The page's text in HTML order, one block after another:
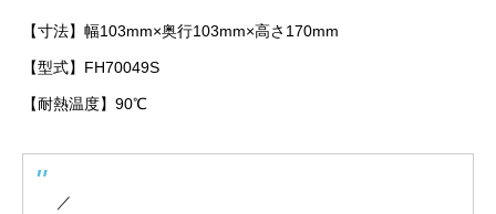
【寸法】幅103mm×奥行103mm×高さ170mm
【型式】FH70049S
【耐熱温度】90℃
／